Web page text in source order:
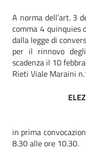
A norma dell’art. 3
comma 4 quinquies
dalla legge di
per il rinnovo
scadenza il 10
Rieti Viale Maraini
in prima
8.30 alle ore 10.30.